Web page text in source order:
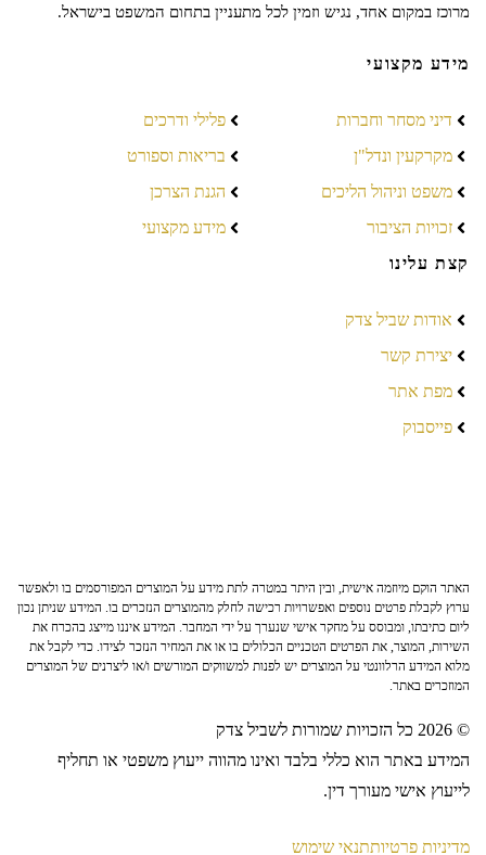
מרוכז במקום אחד, נגיש וזמין לכל מתעניין בתחום המשפט בישראל.
מידע מקצועי
דיני מסחר וחברות
מקרקעין ונדל"ן
משפט וניהול הליכים
זכויות הציבור
פלילי ודרכים
בריאות וספורט
הגנת הצרכן
מידע מקצועי
קצת עלינו
אודות שביל צדק
יצירת קשר
מפת אתר
פייסבוק
האתר הוקם מיוזמה אישית, ובין היתר במטרה לתת מידע על המוצרים המפורסמים בו ולאפשר
ערוץ לקבלת פרטים נוספים ואפשרויות רכישה לחלק מהמוצרים הנזכרים בו. המידע שניתן נכון
ליום כתיבתו, ומבוסס על מחקר אישי שנערך על ידי המחבר. המידע איננו מייצג בהכרח את
השירות, המוצר, את הפרטים הטכניים הכלולים בו או את המחיר הנזכר לצידו. כדי לקבל את
מלוא המידע הרלוונטי על המוצרים יש לפנות למשווקים המורשים ו/או ליצרנים של המוצרים
המוזכרים באתר.
© 2026 כל הזכויות שמורות לשביל צדק
המידע באתר הוא כללי בלבד ואינו מהווה ייעוץ משפטי או תחליף
לייעוץ אישי מעורך דין.
מדיניות פרטיותתנאי שימוש